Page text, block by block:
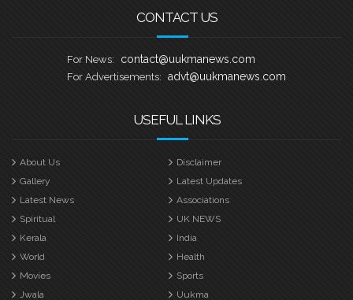
CONTACT US
For News: contact@uukmanews.com
For Advertisements: advt@uukmanews.com
USEFUL LINKS
About Us
Disclaimer
Gallery
Latest Updates
Latest News
Associations
Spiritual
UK NEWS
Kerala
India
World
Health
Movies
Sports
Jwala
Uukma